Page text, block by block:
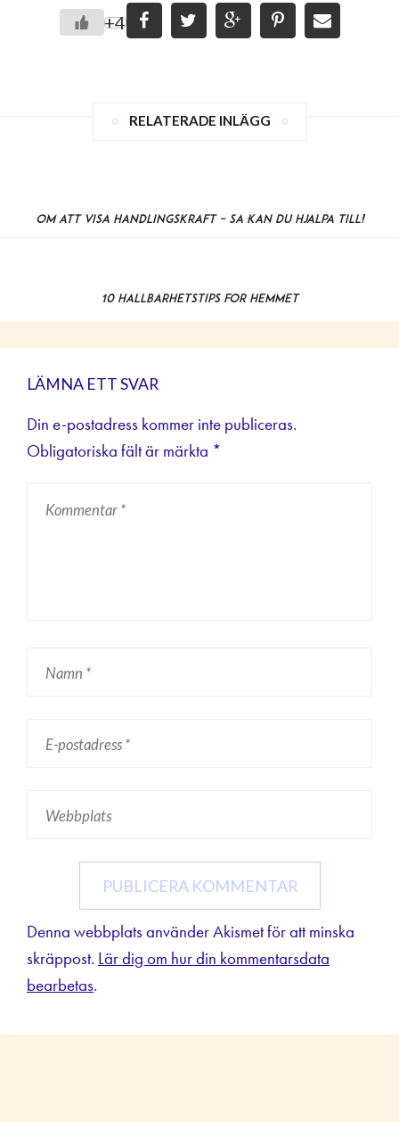
+4
RELATERADE INLÄGG
Om att visa handlingskraft – så kan du hjälpa till!
10 hållbarhetstips för hemmet
LÄMNA ETT SVAR
Din e-postadress kommer inte publiceras.
Obligatoriska fält är märkta *
Denna webbplats använder Akismet för att minska
skräppost. Lär dig om hur din kommentarsdata
bearbetas.